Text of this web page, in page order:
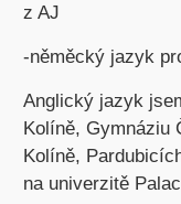
z AJ
-něměcký jazyk
Anglický jazyk
Kolíně, Gymnáziu
Kolíně,
na univerzitě